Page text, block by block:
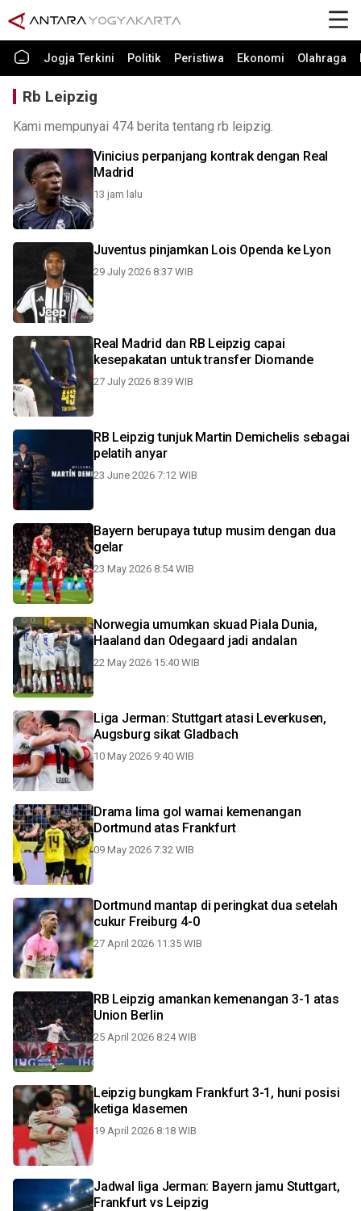
Jogja Terkini Politik Peristiwa Ekonomi Olahraga
Rb Leipzig
Kami mempunyai 474 berita tentang rb leipzig.
Vinicius perpanjang kontrak dengan Real
Madrid
13 jam lalu
Juventus pinjamkan Lois Openda ke Lyon
29 July 2026 8:37 WIB
Real Madrid dan RB Leipzig capai
kesepakatan untuk transfer Diomande
27 July 2026 8:39 WIB
RB Leipzig tunjuk Martin Demichelis sebagai
pelatih anyar
23 June 2026 7:12 WIB
Bayern berupaya tutup musim dengan dua
gelar
23 May 2026 8:54 WIB
Norwegia umumkan skuad Piala Dunia,
Haaland dan Odegaard jadi andalan
22 May 2026 15:40 WIB
Liga Jerman: Stuttgart atasi Leverkusen,
Augsburg sikat Gladbach
10 May 2026 9:40 WIB
Drama lima gol warnai kemenangan
Dortmund atas Frankfurt
09 May 2026 7:32 WIB
Dortmund mantap di peringkat dua setelah
cukur Freiburg 4-0
27 April 2026 11:35 WIB
RB Leipzig amankan kemenangan 3-1 atas
Union Berlin
25 April 2026 8:24 WIB
Leipzig bungkam Frankfurt 3-1, huni posisi
ketiga klasemen
19 April 2026 8:18 WIB
Jadwal liga Jerman: Bayern jamu Stuttgart,
Frankfurt vs Leipzig